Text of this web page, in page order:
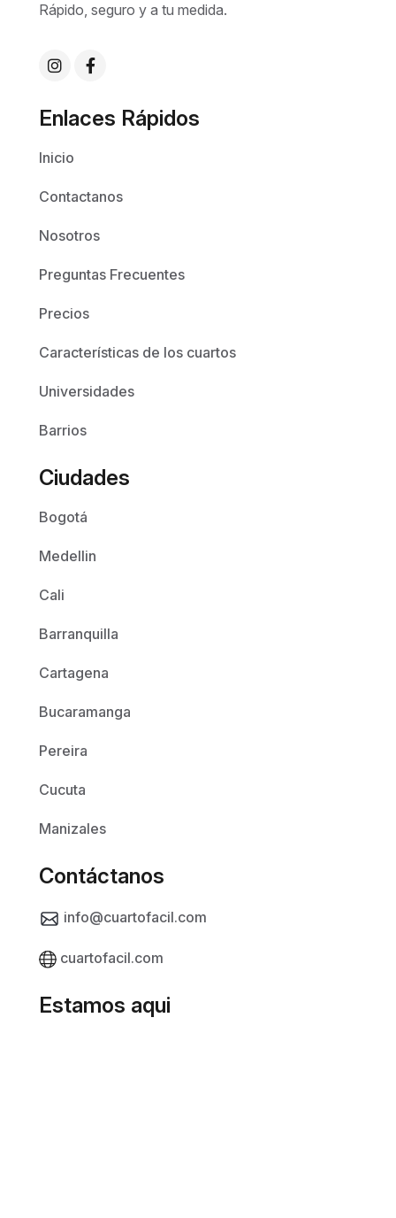
Rápido, seguro y a tu medida.
Enlaces Rápidos
Inicio
Contactanos
Nosotros
Preguntas Frecuentes
Precios
Características de los cuartos
Universidades
Barrios
Ciudades
Bogotá
Medellin
Cali
Barranquilla
Cartagena
Bucaramanga
Pereira
Cucuta
Manizales
Contáctanos
info@cuartofacil.com
cuartofacil.com
Estamos aqui